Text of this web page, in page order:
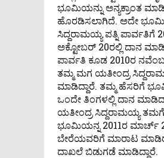
ಭೂಮಿಯನ್ನು ಅನ್ಯಕ್ರಾಂತ
ಹೊರಡಿಸಲಾಗಿದೆ. ಅದೇ
ಸಿದ್ದರಾಮಯ್ಯ ಪತ್ನಿ ಪಾರ್ವತಿಗೆ
ಅಕ್ಟೋಬರ್ 20ರಲ್ಲಿ ದಾನ
ಪಾರ್ವತಿ ಕೂಡ 2010ರ
ತಮ್ಮ‌ ಮಗ ಯತೀಂದ್ರ
ಮಾಡಿದ್ದಾರೆ. ತಮ್ಮ ಹೆಸರಿಗೆ
ಒಂದೇ ತಿಂಗಳಲ್ಲಿ ದಾನ
ಯತೀಂದ್ರ ಸಿದ್ದರಾಮಯ್ಯ
ಭೂಮಿಯನ್ನ 2011ರ ಮಾರ್ಚ್
ಬೇರೆಯವರಿಗೆ ಮಾರಾಟ
ದಾಖಲೆ ಬಿಡುಗಡೆ ಮಾಡಿದ್ದಾರೆ.